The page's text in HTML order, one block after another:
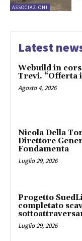
ASSOCIAZIONI
Latest
Webuild in
Trevi. “Offerta
Agosto 4, 2026
Nicola Della
Direttore
Fondamenta
Luglio 29, 2026
Progetto
completato
Luglio 29, 2026